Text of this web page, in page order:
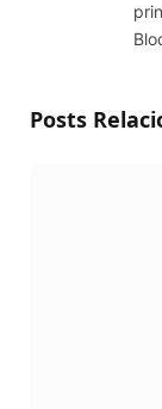
Posts